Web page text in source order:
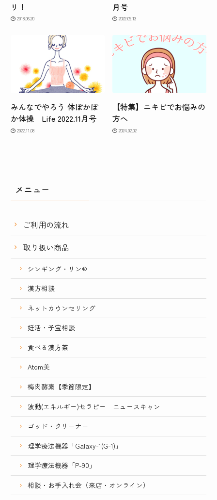
リ！
2018.06.20
月号
2022.09.13
みんなでやろう 体ぽかぽ
か体操 Life 2022.11月号
2022.11.08
【特集】ニキビでお悩みの
方へ
2024.02.02
メニュー
ご利用の流れ
取り扱い商品
シンギング・リン®
漢方相談
ネットカウンセリング
妊活・子宝相談
食べる漢方茶
Atom美
梅肉酵素【季節限定】
波動(エネルギー)セラピー ニュースキャン
ゴッド・クリーナー
理学療法機器「Galaxy-1(G-1)」
理学療法機器「P-90」
相談・お手入れ会（来店・オンライン）